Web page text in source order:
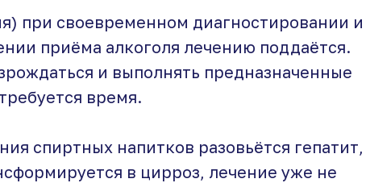
при своевременном диагностировании и
приёма алкоголя лечению поддаётся.
и выполнять предназначенные
время.
спиртных напитков разовьётся гепатит,
в цирроз, лечение уже не